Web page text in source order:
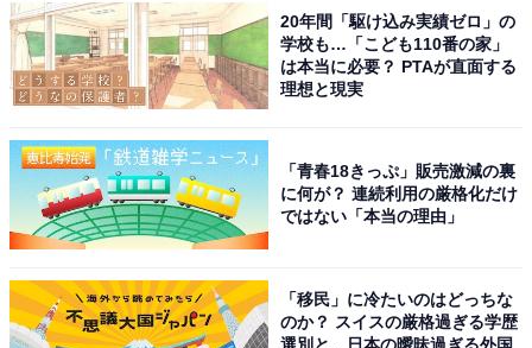
20年間「駆け込み実績ゼロ」の
学校も…「こども110番の家」
は本当に必要？ PTAが直面する
理想と現実
「青春18きっぷ」販売激減の裏
に何が？ 連続利用の厳格化だけ
ではない「本当の理由」
「移民」に冷たいのはどっちな
のか？ スイスの厳格過ぎる学歴